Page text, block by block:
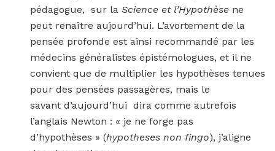
pédagogue, sur la Science et l’Hypothèse ne
peut renaître aujourd’hui. L’avortement de la
pensée profonde est ainsi recommandé par les
médecins généralistes épistémologues, et il ne
convient que de multiplier les hypothèses tenues
pour des pensées passagères, mais le
savant d’aujourd’hui dira comme autrefois
l’anglais Newton : « je ne forge pas
d’hypothèses » (hypotheses non fingo), j’aligne